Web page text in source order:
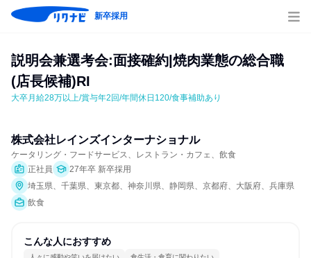
新卒採用
説明会兼選考会:面接確約|焼肉業態の総合職
(店長候補)RI
大卒月給28万以上/賞与年2回/年間休日120/食事補助あり
株式会社レインズインターナショナル
ケータリング・フードサービス、レストラン・カフェ、飲食
正社員
27年卒 新卒採用
埼玉県、千葉県、東京都、神奈川県、静岡県、京都府、大阪府、兵庫県
飲食
こんな人におすすめ